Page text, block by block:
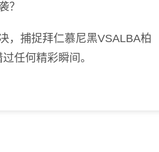
？
，捕捉拜仁慕尼黑VSALBA柏
任何精彩瞬间。